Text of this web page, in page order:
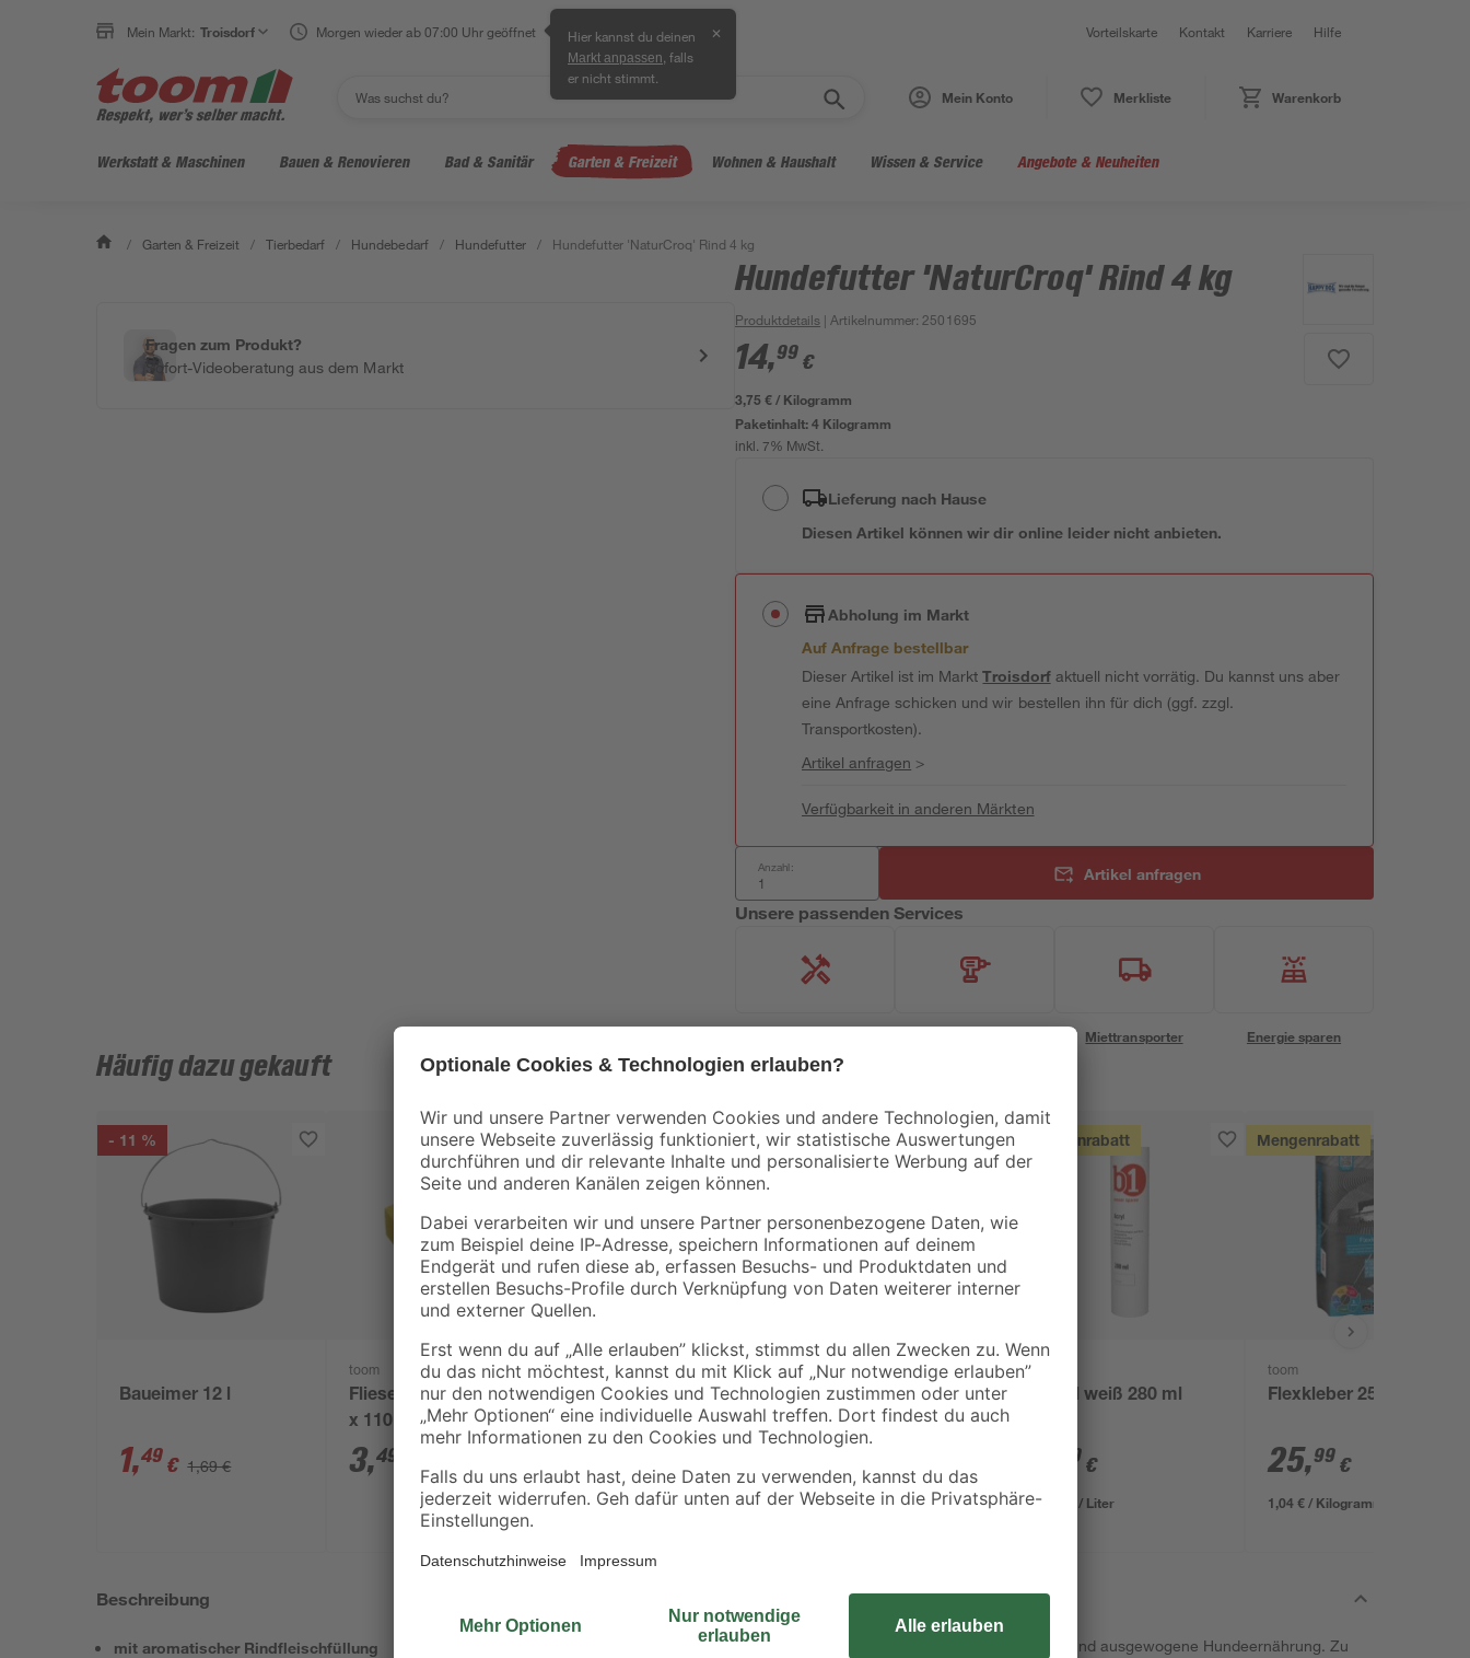
Mein Markt: Troisdorf Morgen wieder ab 07:00 Uhr geöffnet Hier kannst du deinen
Markt anpassen , falls
er nicht stimmt.
✕ Vorteilskarte Kontakt Karriere Hilfe
Mein Konto Merkliste Warenkorb
Werkstatt & Maschinen Bauen & Renovieren Bad & Sanitär Garten & Freizeit Wohnen & Haushalt Wissen & Service Angebote & Neuheiten
/ Garten & Freizeit / Tierbedarf / Hundebedarf / Hundefutter / Hundefutter 'NaturCroq' Rind 4 kg
Fragen zum Produkt?
Sofort-Videoberatung aus dem Markt
Hundefutter 'NaturCroq' Rind 4 kg
Produktdetails | Artikelnummer: 2501695
14,99 €
3,75 € / Kilogramm
Paketinhalt:4 Kilogramm
inkl. 7% MwSt.
Lieferung nach Hause
Diesen Artikel können wir dir online leider nicht anbieten.
Abholung im Markt
Auf Anfrage bestellbar
Dieser Artikel ist im MarktTroisdorfaktuell nicht vorrätig. Du kannst uns aber
eine Anfrage schicken und wir bestellen ihn für dich (ggf. zzgl.
Transportkosten).
Artikel anfragen >
Verfügbarkeit in anderen Märkten
Anzahl: Artikel anfragen
Unsere passenden Services
Miettransporter Energie sparen
Häufig dazu gekauft
- 11 %
Baueimer 12 l
1,49 € 1,69 €
toom
Fliesenschwamm 165
x 110 x 65 mm
3,49
Bestseller
Knauf
Flexkleber 22 kg
25, €
1,18 € / Kilogramm
Mengenrabatt
B1
Fliesenkleber flexibel
25 kg
17,
0,69 € / Kilogramm
Mengenrabatt
Acryl weiß 280 ml
99 €
7,11 € / Liter
Mengenrabatt
toom
Flexkleber 25 kg
25,99 €
1,04 € / Kilogramm
Beschreibung
mit aromatischer Rindfleischfüllung
Der Flocken-Mixer unterstützt eine artgerechte und ausgewogene Hundeernährung. Zu